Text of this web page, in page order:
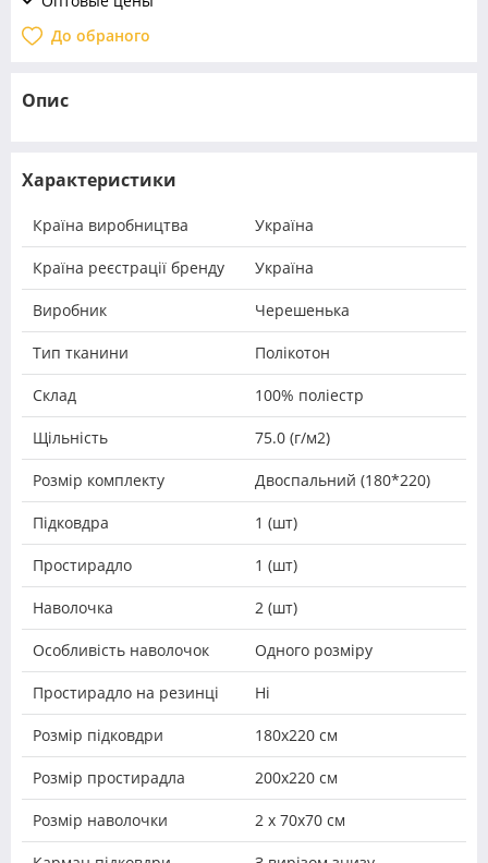
До обраного
Опис
Характеристики
Країна виробництва Україна
Країна реєстрації бренду Україна
Виробник Черешенька
Тип тканини Полікотон
Склад 100% поліестр
Щільність 75.0 (г/м2)
Розмір комплекту Двоспальний (180*220)
Підковдра 1 (шт)
Простирадло 1 (шт)
Наволочка 2 (шт)
Особливість наволочок Одного розміру
Простирадло на резинці Ні
Розмір підковдри 180х220 см
Розмір простирадла 200х220 см
Розмір наволочки 2 х 70х70 см